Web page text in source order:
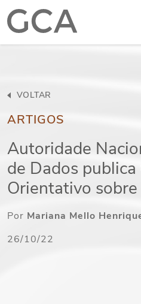
ARTIGOS
VOLTAR
Autoridade
de Dados publica
Orientativo
Por Mariana Mello
26/10/22